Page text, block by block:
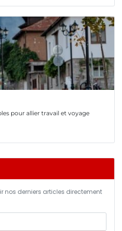
pour allier travail et voyage
nos derniers articles directement